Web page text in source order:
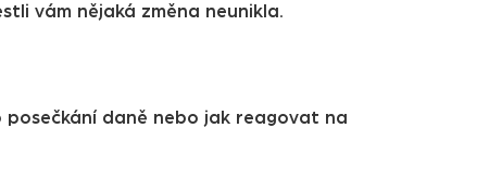
vám nějaká změna neunikla.
daně nebo jak reagovat na